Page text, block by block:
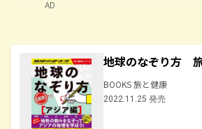
AD
地球のなぞり方
BOOKS 旅と健康
2022.11.25 発売